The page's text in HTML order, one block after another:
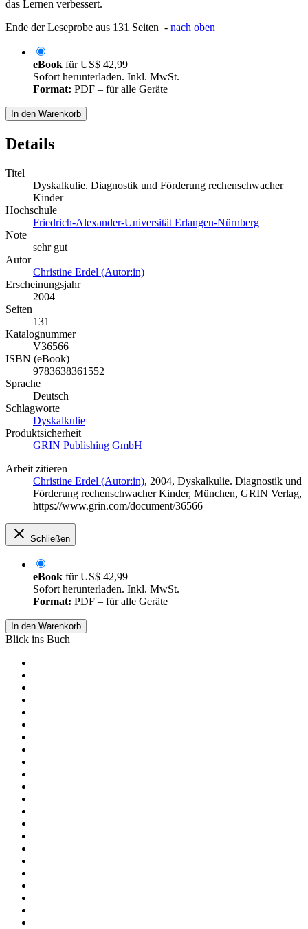
das Lernen verbessert.
Ende der Leseprobe aus 131 Seiten - nach oben
eBook fürUS$ 42,99
Sofort herunterladen. Inkl. MwSt.
Format: PDF – für alle Geräte
In den Warenkorb
Details
Titel
Dyskalkulie. Diagnostik und Förderung rechenschwacher
Kinder
Hochschule
Friedrich-Alexander-Universität Erlangen-Nürnberg
Note
sehr gut
Autor
Christine Erdel (Autor:in)
Erscheinungsjahr
2004
Seiten
131
Katalognummer
V36566
ISBN (eBook)
9783638361552
Sprache
Deutsch
Schlagworte
Dyskalkulie
Produktsicherheit
GRIN Publishing GmbH
Arbeit zitieren
Christine Erdel (Autor:in), 2004, Dyskalkulie. Diagnostik und
Förderung rechenschwacher Kinder, München, GRIN Verlag,
https://www.grin.com/document/36566
Schließen
eBook fürUS$ 42,99
Sofort herunterladen. Inkl. MwSt.
Format: PDF – für alle Geräte
In den Warenkorb
Blick ins Buch